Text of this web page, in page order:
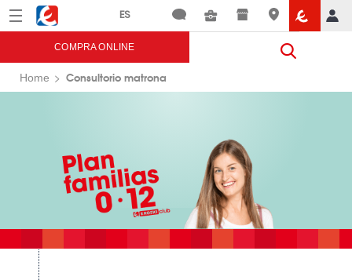
Menú Eroski
COMPRA ONLINE
Home Consultorio matrona